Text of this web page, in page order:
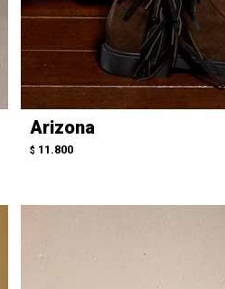
Arizona
$ 11.800